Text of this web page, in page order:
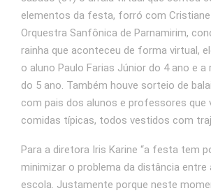
elementos da festa, forró com Cristiane
Orquestra Sanfônica de Parnamirim,
rainha que aconteceu de forma virtual,
o aluno Paulo Farias Júnior do 4 ano e a
do 5 ano. Também houve sorteio de
com pais dos alunos e professores que
comidas típicas, todos vestidos com
Para a diretora Iris Karine “a festa tem
minimizar o problema da distância entre
escola. Justamente porque neste